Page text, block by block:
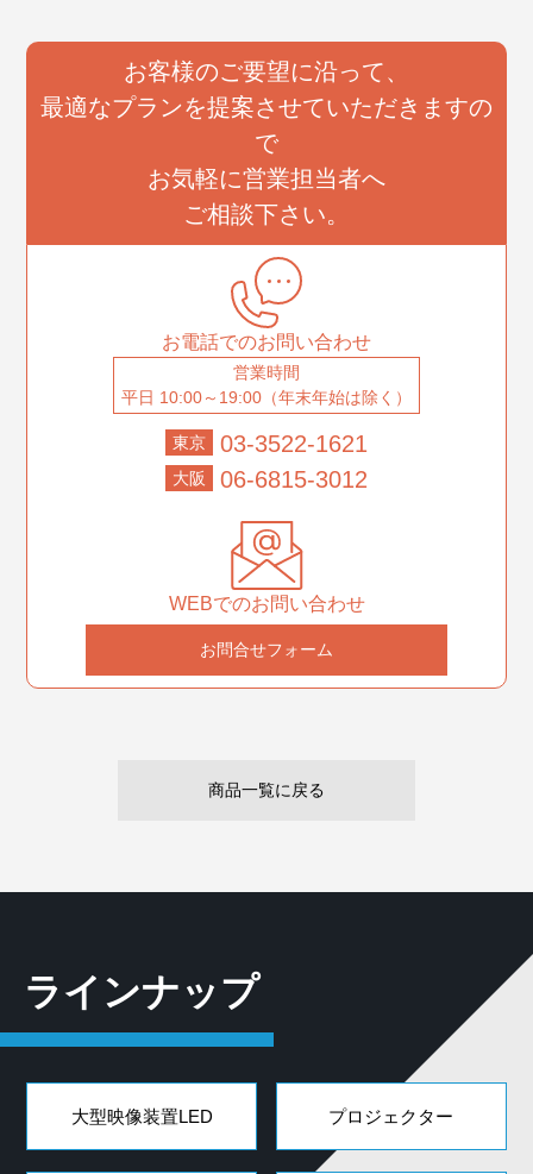
お客様のご要望に沿って、
最適なプランを提案させていただきますの
で
お気軽に営業担当者へ
ご相談下さい。
お電話でのお問い合わせ
営業時間
平日 10:00～19:00（年末年始は除く）
東京 03-3522-1621
大阪 06-6815-3012
WEBでのお問い合わせ
お問合せフォーム
商品一覧に戻る
ラインナップ
大型映像装置LED プロジェクター